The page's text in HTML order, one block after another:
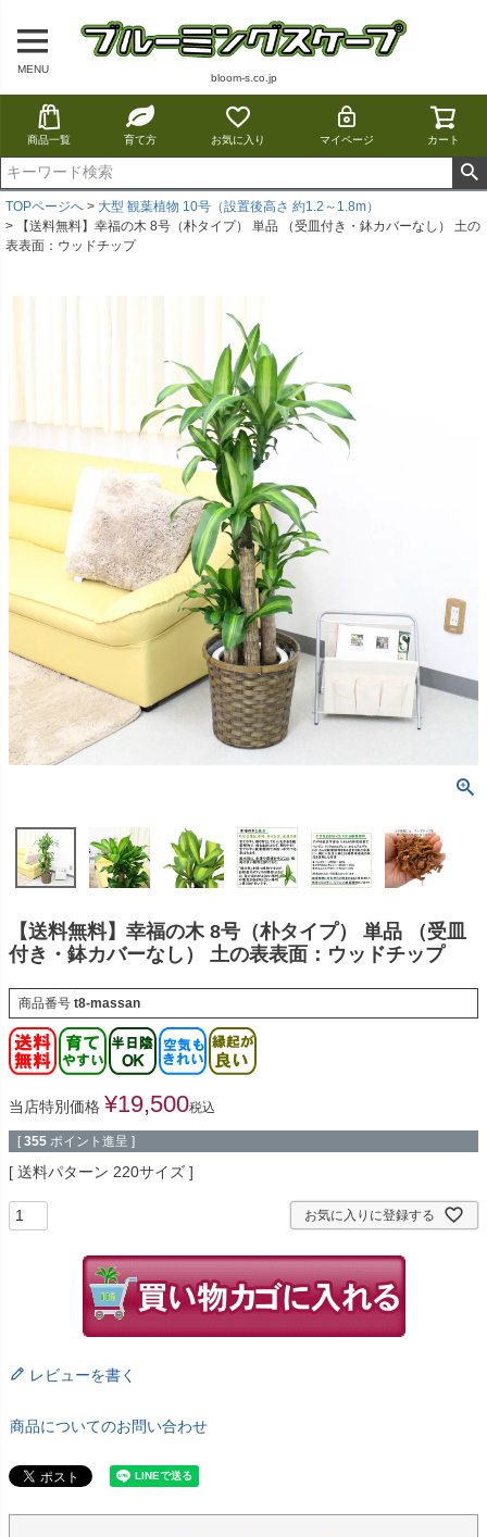
MENU
bloom-s.co.jp
商品一覧 育て方 お気に入り マイページ カート
TOPページへ
大型 観葉植物 10号（設置後高さ 約1.2～1.8m）
【送料無料】幸福の木 8号（朴タイプ） 単品 （受皿付き・鉢カバーなし） 土の
表表面：ウッドチップ
【送料無料】幸福の木 8号（朴タイプ） 単品 （受皿
付き・鉢カバーなし） 土の表表面：ウッドチップ
商品番号 t8-massan
当店特別価格 ¥19,500税込
[ 355 ポイント進呈 ]
送料パターン 220サイズ
お気に入りに登録する
レビューを書く
商品についてのお問い合わせ